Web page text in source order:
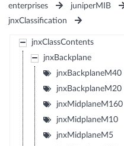
enterprises
juniperMIB
jnxClassification
jnxClassContents
jnxBackplane
jnxBackplaneM40
jnxBackplaneM20
jnxMidplaneM160
jnxMidplaneM10
jnxMidplaneM5